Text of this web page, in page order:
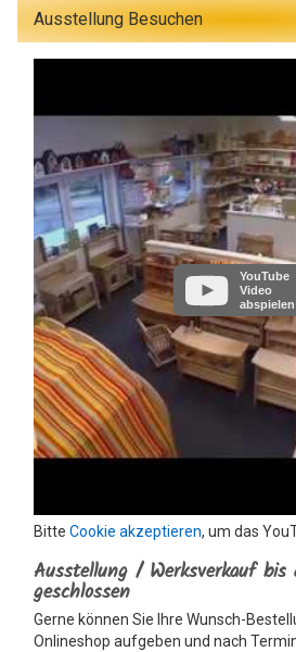
Ausstellung Besuchen
YouTube
Video
Bitte Cookie akzeptieren, um das
Ausstellung / Werksverkauf bis
geschlossen
Gerne können Sie Ihre Wunsch-
Onlineshop aufgeben und nach